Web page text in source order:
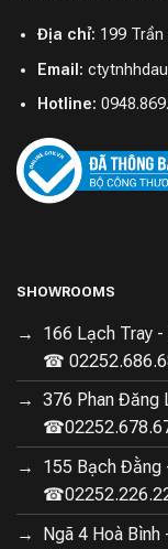
Địa chỉ: 199 Trần
Email:
Hotline:
SHOWROOMS
166 Lạch Tray
☎
376 Phan Đăng
155 Bạch Đằng
Ngã 4 Hoà